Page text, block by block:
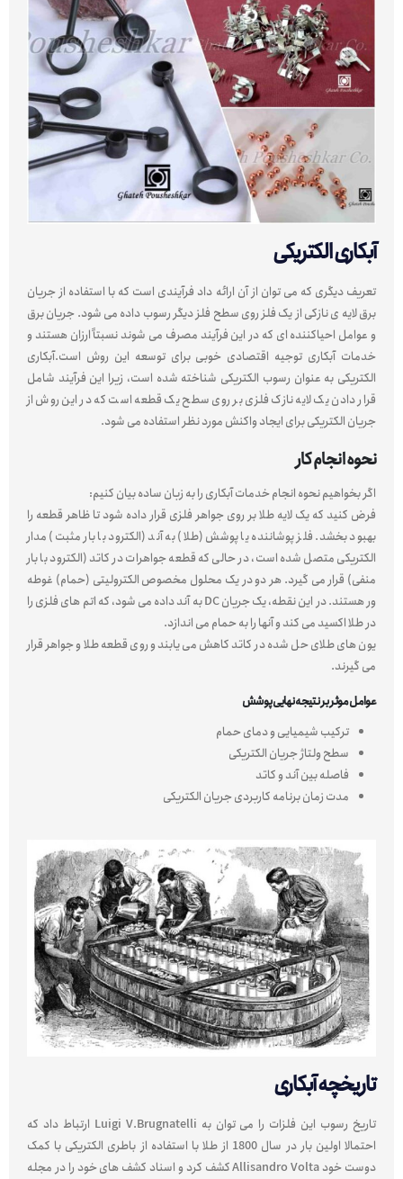
آبکاری الکتریکی
تعریف دیگری که می توان از آن ارائه داد فرآیندی است که با استفاده از جریان
برق لایه ی نازکی از یک فلز روی سطح فلز دیگر رسوب داده می شود. جریان برق
و عوامل احیاکننده ای که در این فرآیند مصرف می شوند نسبتاً ارزان هستند و
خدمات آبکاری توجیه اقتصادی خوبی برای توسعه این روش است.آبکاری
الکتریکی به عنوان رسوب الکتریکی شناخته شده است، زیرا این فرآیند شامل
قرار دادن یک لایه نازک فلزی بر روی سطح یک قطعه است که در این روش از
جریان الکتریکی برای ایجاد واکنش مورد نظر استفاده می شود.
نحوه انجام کار
اگر بخواهیم نحوه انجام خدمات آبکاری را به زبان ساده بیان کنیم:
فرض کنید که یک لایه طلا بر روی جواهر فلزی قرار داده شود تا ظاهر قطعه را
بهبود بخشد. فلز پوشاننده یا پوشش (طلا) به آند (الکترود با بار مثبت) مدار
الکتریکی متصل شده است، در حالی که قطعه جواهرات در کاتد (الکترود با بار
منفی) قرار می گیرد. هر دو در یک محلول مخصوص الکترولیتی (حمام) غوطه
ور هستند. در این نقطه، یک جریان DC به آند داده می شود، که اتم های فلزی را
در طلا اکسید می کند و آنها را به حمام می اندازد.
یون های طلای حل شده در کاتد کاهش می یابند و روی قطعه طلا و جواهر قرار
می گیرند.
عوامل موثر بر نتیجه نهایی پوشش
ترکیب شیمیایی و دمای حمام
سطح ولتاژ جریان الکتریکی
فاصله بین آند و کاتد
مدت زمان برنامه کاربردی جریان الکتریکی
تاریخچه آبکاری
تاریخ رسوب این فلزات را می توان به Luigi V.Brugnatelli ارتباط داد که
احتمالا اولین بار در سال 1800 از طلا با استفاده از باطری الکتریکی با کمک
دوست خود Allisandro Volta کشف کرد و اسناد کشف های خود را در مجله